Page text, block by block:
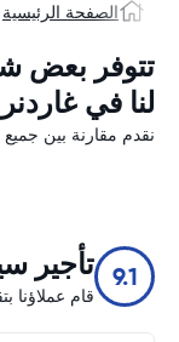
الصفحة الرئيسية
تتوفر بعض
لنا في غاردنر
نقدم مقارنة بين
9.1 تأجير
قام عملاؤنا بتقييمنا